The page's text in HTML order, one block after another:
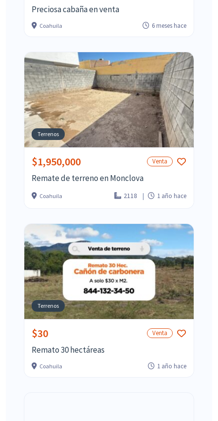
Preciosa cabaña en venta
Coahuila 6 meses hace
Terrenos
$1,950,000 Venta
Remate de terreno en Monclova
Coahuila 2118 1 año hace
Terrenos
$30 Venta
Remato 30 hectáreas
Coahuila 1 año hace